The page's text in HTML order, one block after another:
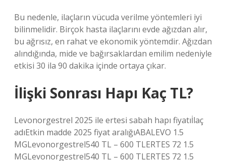
Bu nedenle, ilaçların vücuda verilme yöntemleri iyi
bilinmelidir. Birçok hasta ilaçlarını evde ağızdan alır,
bu ağrısız, en rahat ve ekonomik yöntemdir. Ağızdan
alındığında, mide ve bağırsaklardan emilim nedeniyle
etkisi 30 ila 90 dakika içinde ortaya çıkar.
İlişki Sonrası Hapı Kaç TL?
Levonorgestrel 2025 ile ertesi sabah hapı fiyatıİlaç
adıEtkin madde 2025 fiyat aralığıABALEVO 1.5
MGLevonorgestrel540 TL – 600 TLERTES 72 1.5
MGLevonorgestrel540 TL – 600 TLERTES 72 1.5